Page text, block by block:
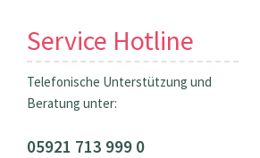
Service Hotline
Telefonische Unterstützung und
Beratung unter:
05921 713 999 0